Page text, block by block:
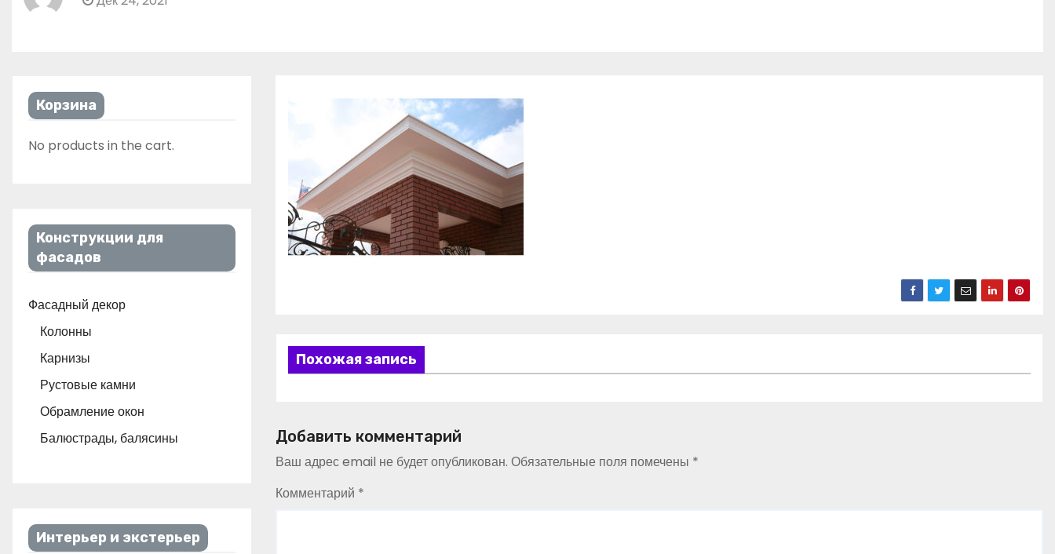
Корзина
No products in the cart.
Конструкции для
фасадов
Фасадный декор
Колонны
Карнизы
Рустовые камни
Обрамление окон
Балюстрады, балясины
Интерьер и экстерьер
Похожая запись
Добавить комментарий
Ваш адрес email не будет опубликован. Обязательные поля помечены *
Комментарий *